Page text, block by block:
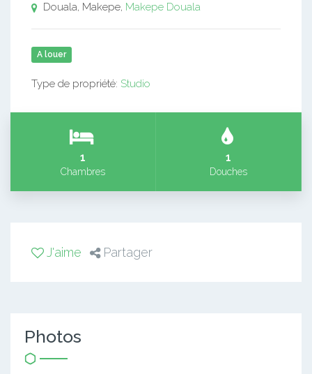
Douala, Makepe, Makepe Douala
A louer
Type de propriété: Studio
1
Chambres
1
Douches
J'aime Partager
Photos